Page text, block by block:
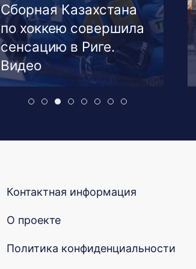
Сборная Казахстана
по хоккею совершила
сенсацию в Риге.
Видео
Контактная информация
О проекте
Политика конфиденциальности